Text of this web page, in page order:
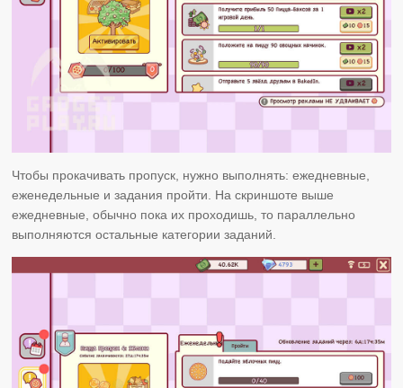
Чтобы прокачивать пропуск, нужно выполнять: ежедневные,
еженедельные и задания пройти. На скриншоте выше
ежедневные, обычно пока их проходишь, то параллельно
выполняются остальные категории заданий.